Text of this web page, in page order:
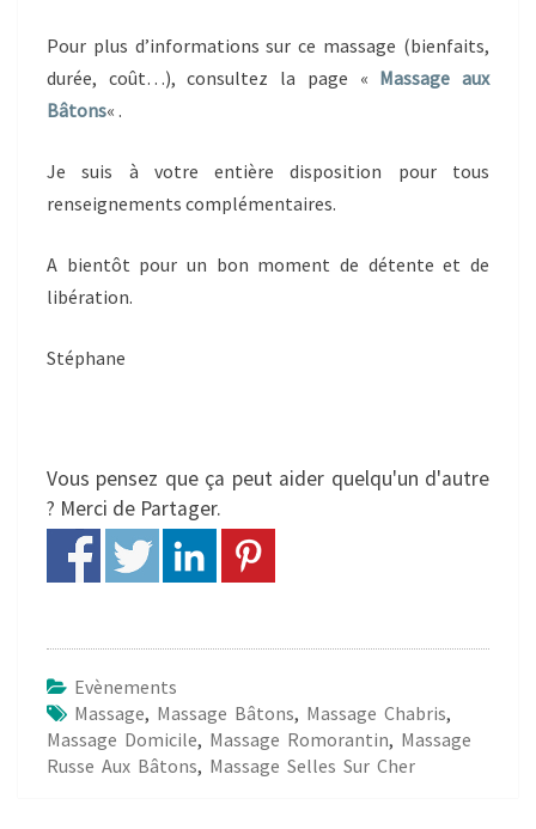
Pour plus d’informations sur ce massage (bienfaits,
durée, coût…), consultez la page « Massage aux
Bâtons« .
Je suis à votre entière disposition pour tous
renseignements complémentaires.
A bientôt pour un bon moment de détente et de
libération.
Stéphane
Vous pensez que ça peut aider quelqu'un d'autre
? Merci de Partager.
Evènements
Massage, Massage Bâtons, Massage Chabris,
Massage Domicile, Massage Romorantin, Massage
Russe Aux Bâtons, Massage Selles Sur Cher